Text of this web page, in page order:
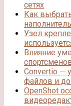
сетях
Как
Узел
Влияние
Convertio —
файлов и
OpenShot